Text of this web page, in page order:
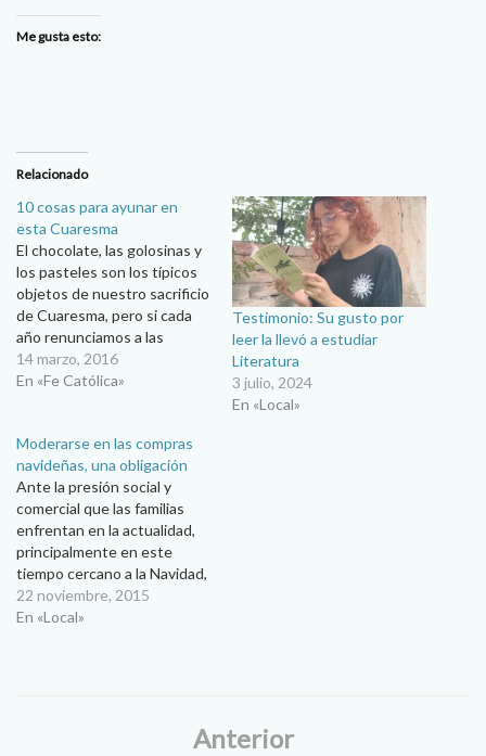
Me gusta esto:
Relacionado
10 cosas para ayunar en
esta Cuaresma
El chocolate, las golosinas y
los pasteles son los típicos
objetos de nuestro sacrificio
de Cuaresma, pero si cada
año renunciamos a las
mismas cosas, puede dar la
sensación de rutina más que
significativo de abnegación
por amor a Dios. Además,…
14 marzo, 2016
En «Fe Católica»
Testimonio: Su gusto por
leer la llevó a estudiar
Literatura
3 julio, 2024
En «Local»
Moderarse en las compras
navideñas, una obligación
Ante la presión social y
comercial que las familias
enfrentan en la actualidad,
principalmente en este
tiempo cercano a la Navidad,
el Movimiento Familiar
Cristiano invitó a las familias
22 noviembre, 2015
En «Local»
Anterior